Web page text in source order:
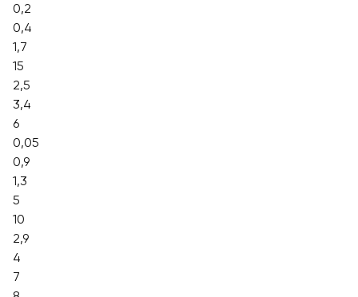
0,2
0,4
1,7
15
2,5
3,4
6
0,05
0,9
1,3
5
10
2,9
4
7